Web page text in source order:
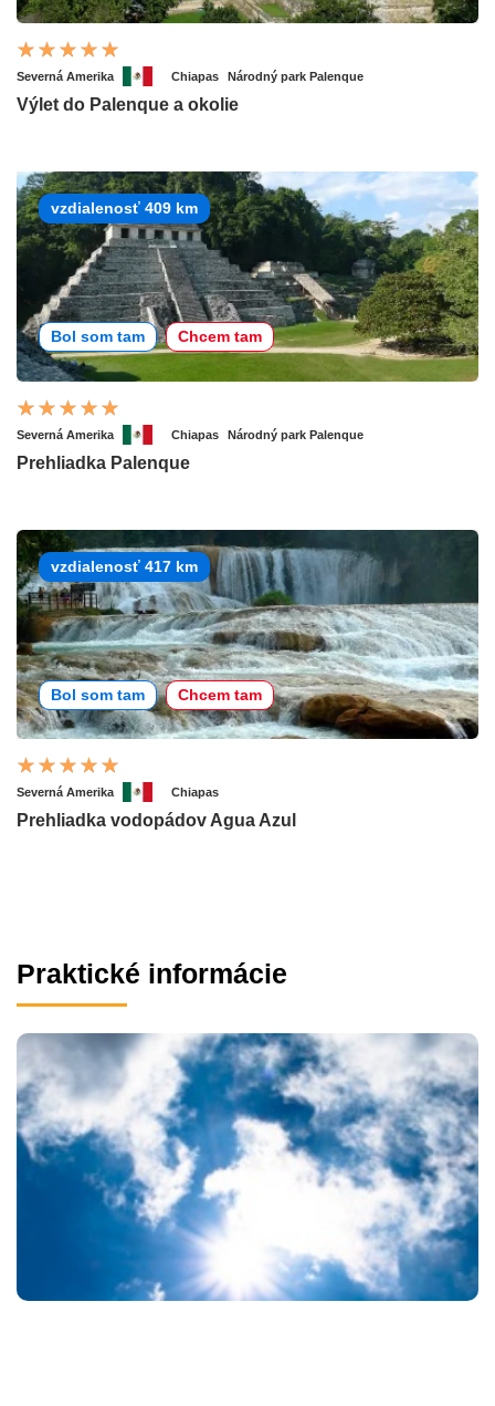
Severná Amerika Chiapas Národný park Palenque
Výlet do Palenque a okolie
vzdialenosť 409 km
Bol som tam Chcem tam
Severná Amerika Chiapas Národný park Palenque
Prehliadka Palenque
vzdialenosť 417 km
Bol som tam Chcem tam
Severná Amerika Chiapas
Prehliadka vodopádov Agua Azul
Praktické informácie